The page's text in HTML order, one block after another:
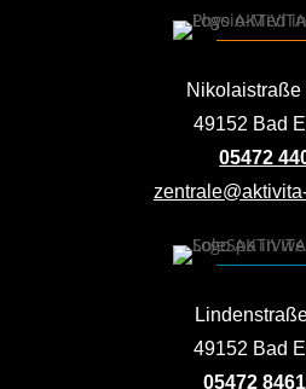
Nikolaistraße
49152 Bad
05472
49152 Bad
05472